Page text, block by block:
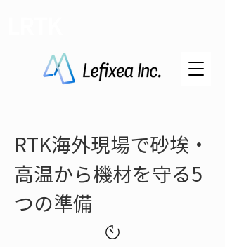
RTK海外現場で砂埃・
高温から機材を守る5
つの準備